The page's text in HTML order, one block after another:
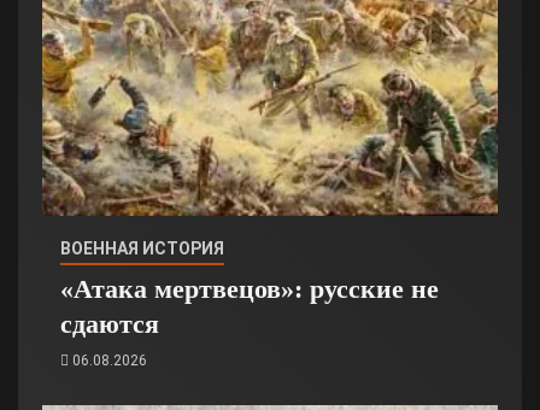
ВОЕННАЯ ИСТОРИЯ
«Атака мертвецов»: русские не
сдаются
06.08.2026